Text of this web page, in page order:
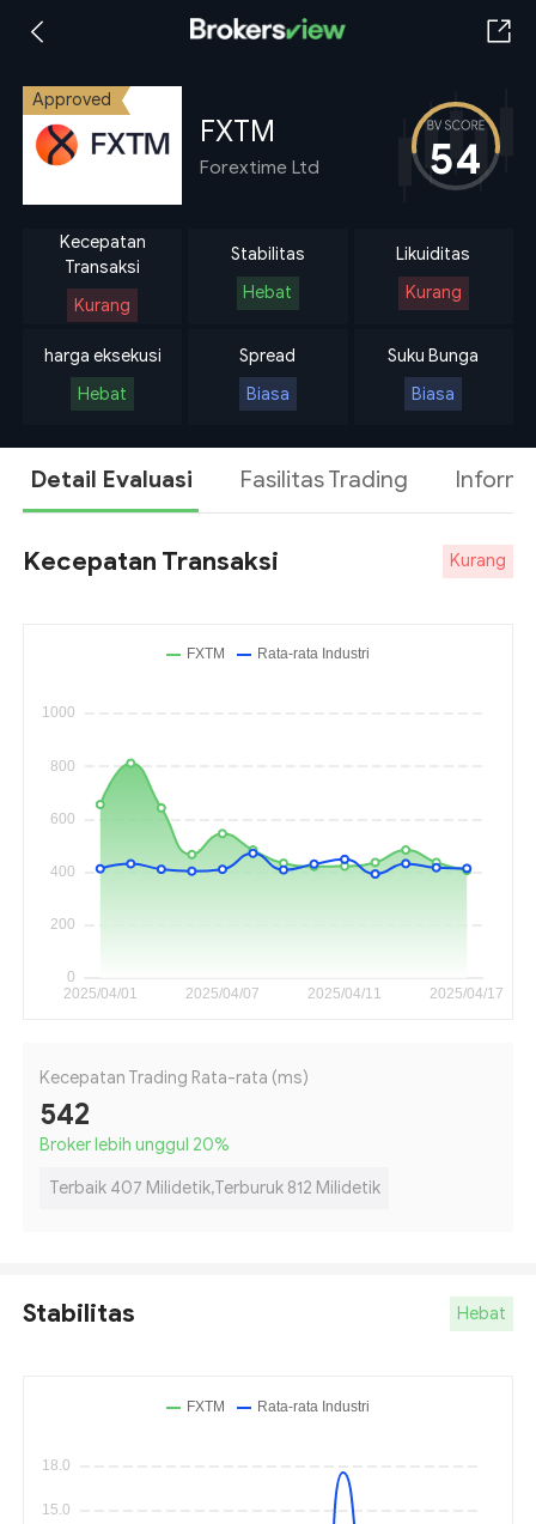
Approved
FXTM
Forextime Ltd 54
Kecepatan
Transaksi
Kurang
Stabilitas
Hebat
Likuiditas
Kurang
harga eksekusi
Hebat
Spread
Biasa
Suku Bunga
Biasa
Detail Evaluasi Fasilitas Trading
Kecepatan Transaksi Kurang
Kecepatan Trading Rata-rata (ms)
542
Broker lebih unggul 20%
Terbaik 407 Milidetik,Terburuk 812 Milidetik
Stabilitas Hebat